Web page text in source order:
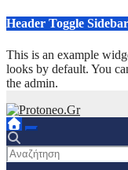
Μετάβαση
περιεχόμενο
Header Toggle Sidebar
This is an example
looks by default. You
the admin.